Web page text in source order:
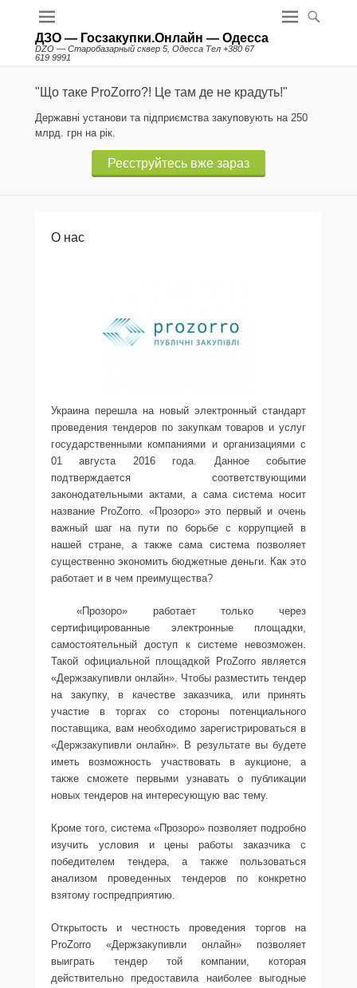
ДЗО — Госзакупки.Онлайн — Одесса
DZO — Старобазарный сквер 5, Одесса Тел +380 67
619 9991
"Що таке ProZorro?! Це там де не крадуть!"
Державні установи та підприємства закуповують на 250
млрд. грн на рік.
Реєструйтесь вже зараз
О нас
Украина перешла на новый электронный стандарт
проведения тендеров по закупкам товаров и услуг
государственными компаниями и организациями с
01 августа 2016 года. Данное событие
подтверждается соответствующими
законодательными актами, а сама система носит
название ProZorro. «Прозоро» это первый и очень
важный шаг на пути по борьбе с коррупцией в
нашей стране, а также сама система позволяет
существенно экономить бюджетные деньги. Как это
работает и в чем преимущества?
«Прозоро» работает только через
сертифицированные электронные площадки,
самостоятельный доступ к системе невозможен.
Такой официальной площадкой ProZorro является
«Держзакупивли онлайн». Чтобы разместить тендер
на закупку, в качестве заказчика, или принять
участие в торгах со стороны потенциального
поставщика, вам необходимо зарегистрироваться в
«Держзакупивли онлайн». В результате вы будете
иметь возможность участвовать в аукционе, а
также сможете первыми узнавать о публикации
новых тендеров на интересующую вас тему.
Кроме того, система «Прозоро» позволяет подробно
изучить условия и цены работы заказчика с
победителем тендера, а также пользоваться
анализом проведенных тендеров по конкретно
взятому госпредприятию.
Открытость и честность проведения торгов на
ProZorro «Держзакупивли онлайн» позволяет
выиграть тендер той компании, которая
действительно предоставила наиболее выгодные